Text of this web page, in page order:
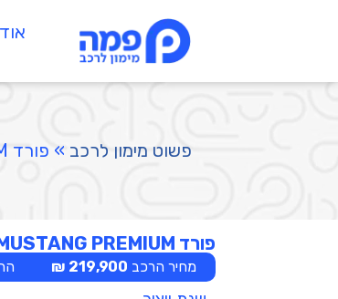
פשוט מימון לרכב » פורד MUSTANG PREMIUM
פורד MUSTANG PREMIUM
מחיר הרכב 219,900 ₪